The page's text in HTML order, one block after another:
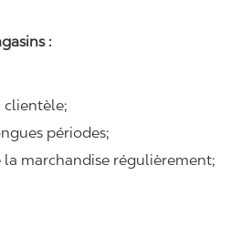
:
clientèle;
périodes;
marchandise régulièrement;